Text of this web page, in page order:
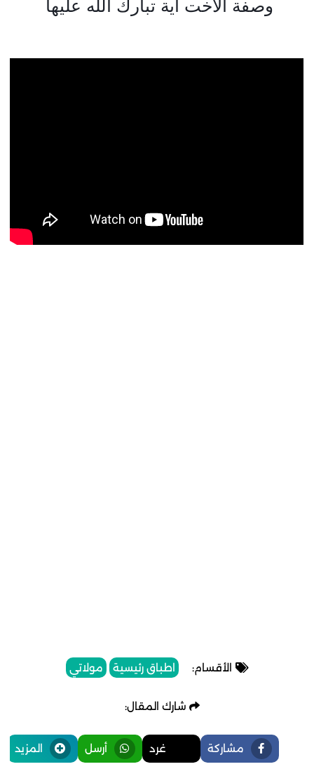
وصفة الاخت اية تبارك الله عليها
الأقسام: اطباق رئيسية مولاتي
شارك المقال:
مشاركة غرد أرسل المزيد